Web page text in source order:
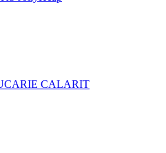
CALARIT